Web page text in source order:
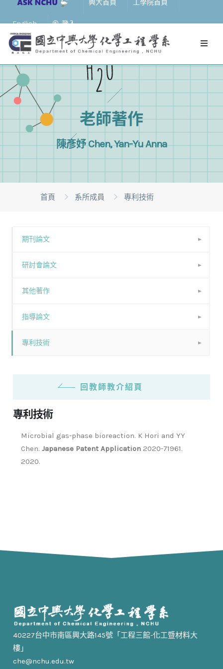
興大首頁 工學院首頁
English 登入
老師著作
陳彥妤 Chen, Yan-Yu Anna
首頁 系所成員 專利技術
期刊論文
研討會論文
其他著作
指導論文
專利技術
回教師教介紹頁
專利技術
Microbial gas-phase bioreaction. K Hori and YY
Chen.Japanese Patent Application 2020-71961.
2020.
40227台中市南區興大路145號「工程三館-化工暨材料大
樓」
che@nchu.edu.tw